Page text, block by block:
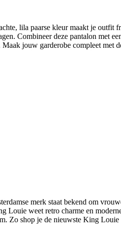
lila paarse kleur maakt je outfit
Combineer deze pantalon met
jouw garderobe compleet met
merk staat bekend om
Louie weet retro charme en
Zo shop je de nieuwste King